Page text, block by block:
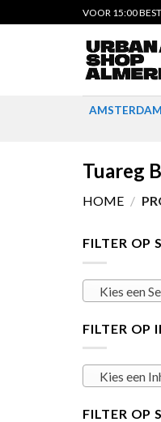
to
VOOR 15:00
AMSTERDAM
Tuareg
HOME /
FILTER OP
Kies een
FILTER OP
Kies een
FILTER OP